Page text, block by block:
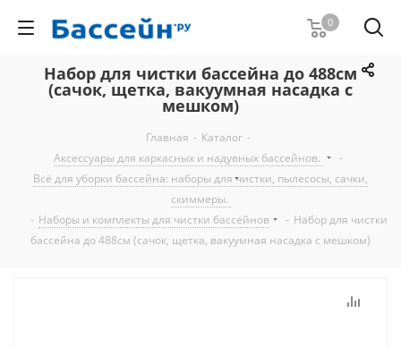
0
Набор для чистки бассейна до 488см
(сачок, щетка, вакуумная насадка с
мешком)
Главная - Каталог -
Аксессуары для каркасных и надувных бассейнов.
-
Всё для уборки бассейна: наборы для чистки, пылесосы, сачки,
скиммеры.
- Наборы и комплекты для чистки бассейнов - Набор для чистки
бассейна до 488см (сачок, щетка, вакуумная насадка с мешком)